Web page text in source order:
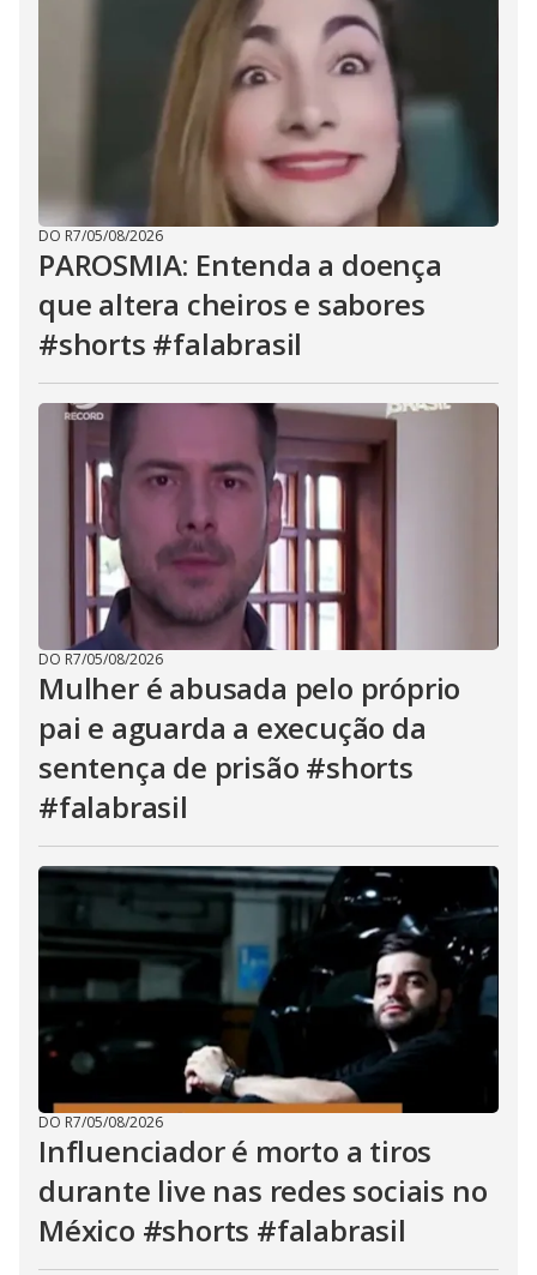
DO R7/05/08/2026
PAROSMIA: Entenda a doença
que altera cheiros e sabores
#shorts #falabrasil
DO R7/05/08/2026
Mulher é abusada pelo próprio
pai e aguarda a execução da
sentença de prisão #shorts
#falabrasil
DO R7/05/08/2026
Influenciador é morto a tiros
durante live nas redes sociais no
México #shorts #falabrasil